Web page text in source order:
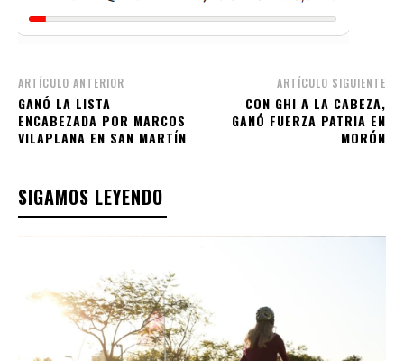
ARTÍCULO ANTERIOR
GANÓ LA LISTA
ENCABEZADA POR MARCOS
VILAPLANA EN SAN MARTÍN
ARTÍCULO SIGUIENTE
CON GHI A LA CABEZA,
GANÓ FUERZA PATRIA EN
MORÓN
SIGAMOS LEYENDO